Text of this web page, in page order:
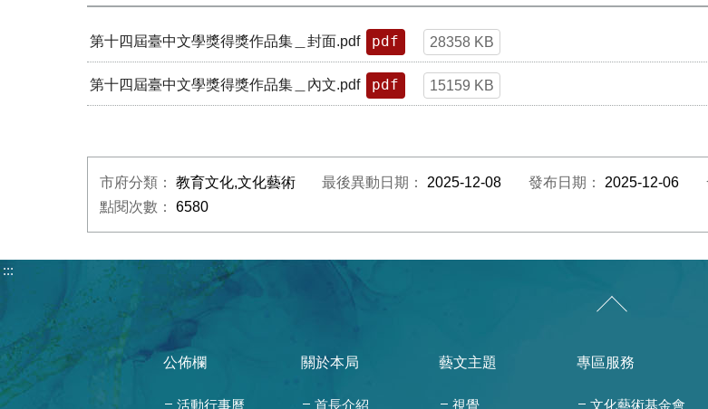
第十四屆臺中文學獎得獎作品集＿封面.pdf pdf 28358 KB
第十四屆臺中文學獎得獎作品集＿內文.pdf pdf 15159 KB
市府分類： 教育文化,文化藝術 最後異動日期：2025-12-08 發布日期： 2025-12-06
點閱次數： 6580
:::
公佈欄
活動行事曆
關於本局
首長介紹
藝文主題
視覺
專區服務
文化藝術基金會